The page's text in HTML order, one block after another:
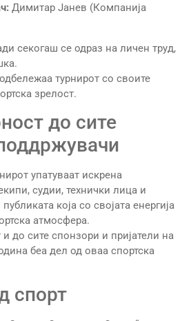
Димитар Јанев (Компанија
секогаш се одраз на личен труд,
турнирот со своите
зрелост.
до сите
упатуваат искрена
судии, технички лица и
која со својата енергија
атмосфера.
до сите спонзори и пријатели на
беа дел од оваа спортска
спорт